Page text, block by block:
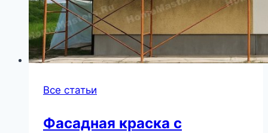
Все статьи
Фасадная краска с